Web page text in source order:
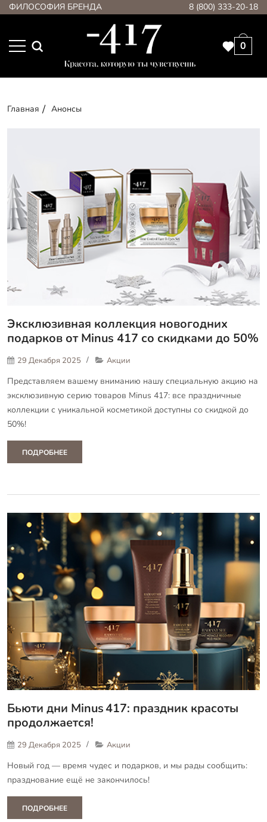
ФИЛОСОФИЯ БРЕНДА 8 (800) 333-20-18
0
Главная Анонсы
Эксклюзивная коллекция новогодних
подарков от Minus 417 со скидками до 50%
29 Декабря 2025 Акции
Представляем вашему вниманию нашу специальную акцию на
эксклюзивную серию товаров Minus 417: все праздничные
коллекции с уникальной косметикой доступны со скидкой до
50%!
ПОДРОБНЕЕ
Бьюти дни Minus 417: праздник красоты
продолжается!
29 Декабря 2025 Акции
Новый год — время чудес и подарков, и мы рады сообщить:
празднование ещё не закончилось!
ПОДРОБНЕЕ